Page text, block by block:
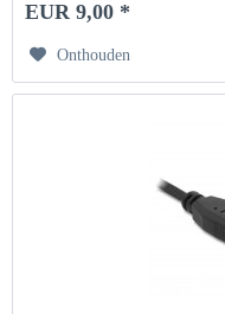
EUR 9,00 *
Onthouden